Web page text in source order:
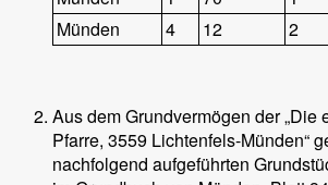
Münden
4 12 2
Aus dem Grundvermögen der „Die
Pfarre, 3559 Lichtenfels-Münden“
nachfolgend aufgeführten